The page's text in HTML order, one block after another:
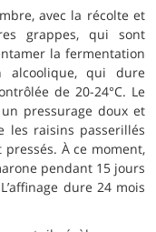
avec la récolte et
grappes, qui sont
la fermentation
alcoolique, qui dure
de 20-24°C. Le
pressurage doux et
les raisins passerillés
À ce moment,
pendant 15 jours
dure 24 mois